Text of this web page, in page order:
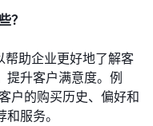
？
助企业更好地了解客
提升客户满意度。例
户的购买历史、偏好和
服务。